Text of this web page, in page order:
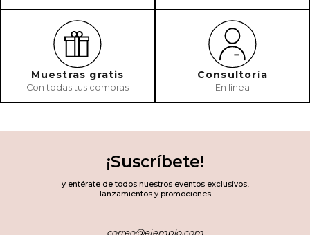
Muestras gratis
Con todas tus compras
Consultoría
En línea
¡Suscríbete!
y entérate de todos nuestros eventos exclusivos,
lanzamientos y promociones